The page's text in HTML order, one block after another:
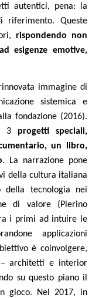
autentici, pena: la
riferimento. Queste
rispondendo non
esigenze emotive,
immagine di
sistemica e
fondazione (2016).
3 progetti speciali,
un libro,
. La narrazione pone
della cultura italiana
della tecnologia nei
di valore (Pierino
i primi ad intuire le
applicazioni
è coinvolgere,
architetti e interior
su questo piano il
gioco. Nel 2017, in